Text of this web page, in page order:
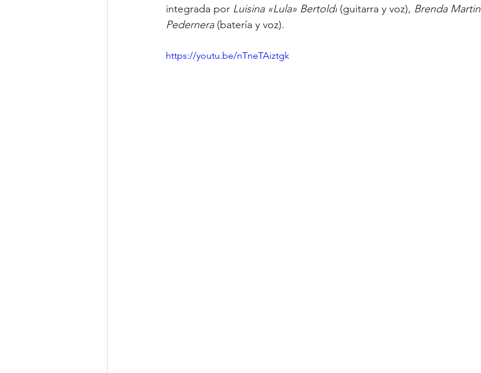
integrada por Luisina «Lula» Bertoldi (guitarra y voz), Brenda Martin
Pedernera (batería y voz).
https://youtu.be/nTneTAiztgk